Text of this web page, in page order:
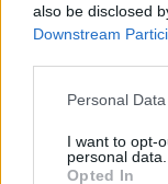
also be disclosed
Downstream
Please note that
not limited to your
grant or deny
Personal
I want to opt-
personal data.
Opted In
A kertészek